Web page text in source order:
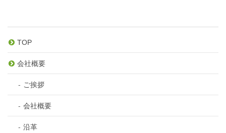
TOP
会社概要
ご挨拶
会社概要
沿革